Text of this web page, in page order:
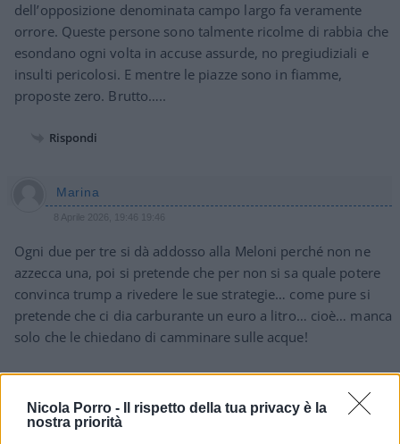
Nicola Porro -
Il rispetto della tua privacy è la
nostra priorità
dell’opposizione denominata campo largo fa veramente
orrore. Queste persone sono talmente ricolme di rabbia che
esondano ogni volta in accuse assurde, no pregiudiziali e
insulti pericolosi. E mentre le piazze sono in fiamme,
proposte zero. Brutto…..
Rispondi
Marina
8 Aprile 2026, 19:46 19:46
Ogni due per tre si dà addosso alla Meloni perché non ne
azzecca una, poi si pretende che per non si sa quale potere
convinca trump a rivedere le sue strategie… come pure si
pretende che ci dia carburante un euro a litro… cioè… manca
solo che le chiedano di camminare sulle acque!
Rispondi
Marco